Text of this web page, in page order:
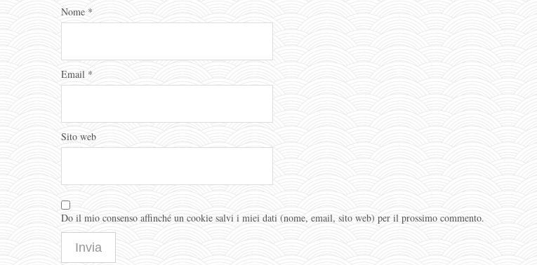
Nome *
Email *
Sito web
Do il mio consenso affinché un cookie salvi i miei dati (nome, email, sito web) per il prossimo commento.